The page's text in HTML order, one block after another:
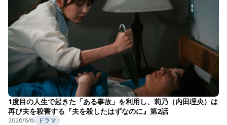
1度目の人生で起きた「ある事故」を利用し、莉乃（内田理央）は
再び夫を殺害する『夫を殺したはずなのに』第2話
2026/8/6 ドラマ